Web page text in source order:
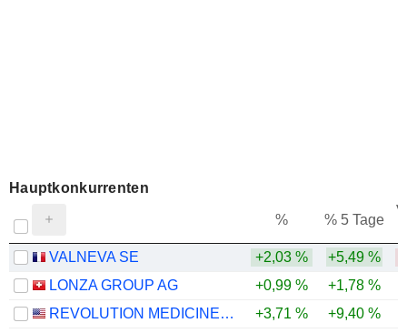
Hauptkonkurrenten
% % 5 Tage
VALNEVA SE +2,03 % +5,49 %
LONZA GROUP AG
+0,99 % +1,78 %
REVOLUTION MEDICINES, INC.
+3,71 % +9,40 %